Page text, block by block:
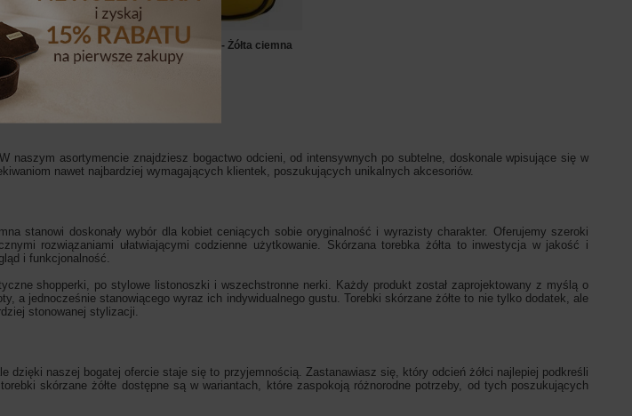
POLECANY
Listonoszka damska - Barberini's - Żółta ciemna
asortymencie znajdziesz bogactwo odcieni, od intensywnych po subtelne, doskonale wpisujące się w
nawet najbardziej wymagających klientek, poszukujących unikalnych akcesoriów.
stanowi doskonały wybór dla kobiet ceniących sobie oryginalność i wyrazisty charakter. Oferujemy szeroki
rozwiązaniami ułatwiającymi codzienne użytkowanie. Skórzana torebka żółta to inwestycja w jakość i
i funkcjonalność.
shopperki, po stylowe listonoszki i wszechstronne nerki. Każdy produkt został zaprojektowany z myślą o
a jednocześnie stanowiącego wyraz ich indywidualnego gustu. Torebki skórzane żółte to nie tylko dodatek, ale
stonowanej stylizacji.
naszej bogatej ofercie staje się to przyjemnością. Zastanawiasz się, który odcień żółci najlepiej podkreśli
skórzane żółte dostępne są w wariantach, które zaspokoją różnorodne potrzeby, od tych poszukujących